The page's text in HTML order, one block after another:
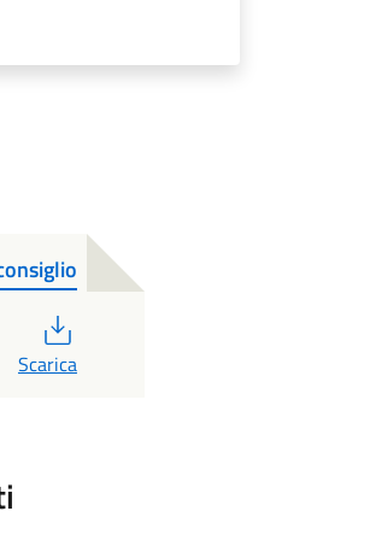
Scarica